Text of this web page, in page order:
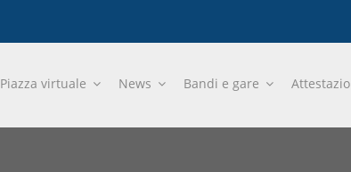
Piazza virtuale News Bandi e gare